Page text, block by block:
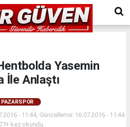
Yasemin
İle Anlaştı
PAZARSPOR
- 11:44, Güncelleme: 16.07.2016 - 11:44
kez okundu.